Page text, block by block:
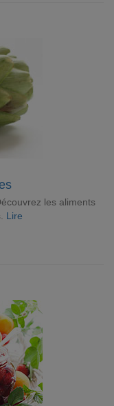
les aliments
Lire